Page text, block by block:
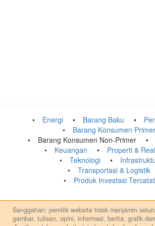
Energi Barang Baku
Barang Konsumen Primer
Barang Konsumen Non-Primer
Keuangan
Properti &
Teknologi
Transportasi & Logistik
Produk Investasi Tercatat
Sanggahan: pemilik website tidak menjamin
gambar, tulisan, opini, informasi, berita, grafik